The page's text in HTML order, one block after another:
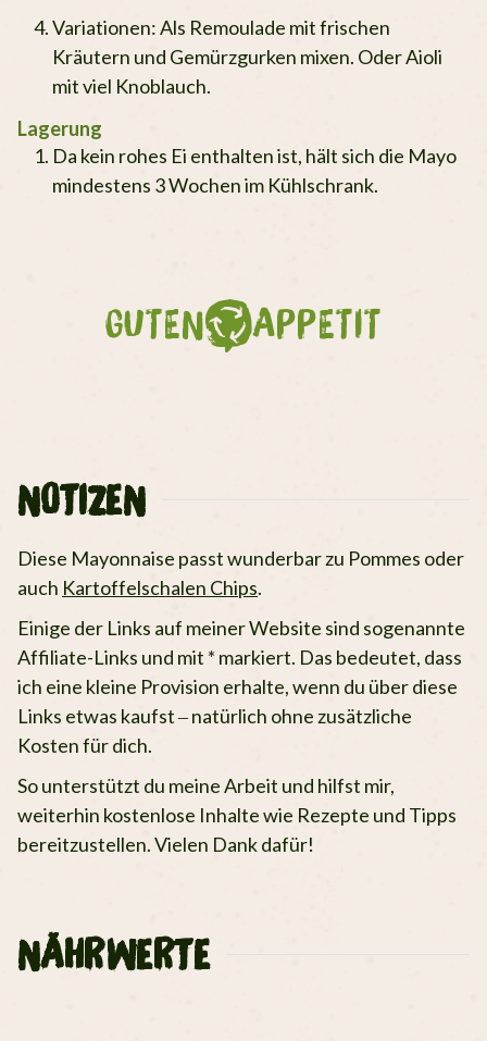
Variationen: Als Remoulade mit frischen
Kräutern und Gemürzgurken mixen. Oder Aioli
mit viel Knoblauch.
Lagerung
Da kein rohes Ei enthalten ist, hält sich die Mayo
mindestens 3 Wochen im Kühlschrank.
GUTEN APPETIT
NOTIZEN
Diese Mayonnaise passt wunderbar zu Pommes oder
auch Kartoffelschalen Chips.
Einige der Links auf meiner Website sind sogenannte
Affiliate-Links und mit * markiert. Das bedeutet, dass
ich eine kleine Provision erhalte, wenn du über diese
Links etwas kaufst – natürlich ohne zusätzliche
Kosten für dich.
So unterstützt du meine Arbeit und hilfst mir,
weiterhin kostenlose Inhalte wie Rezepte und Tipps
bereitzustellen. Vielen Dank dafür!
NÄHRWERTE